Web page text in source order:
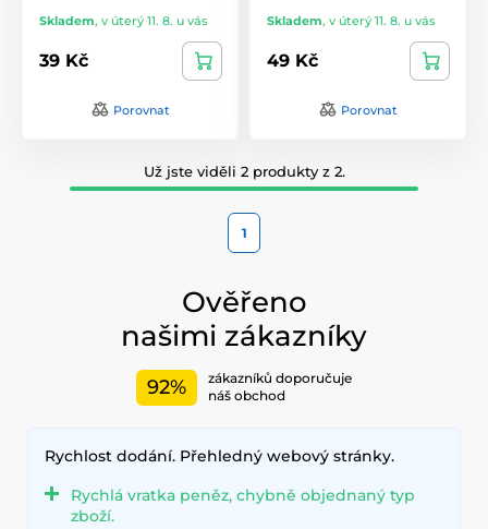
Skladem, v úterý 11. 8. u vás
39 Kč
Porovnat
Skladem, v úterý 11. 8. u vás
49 Kč
Porovnat
Už jste viděli 2 produkty z 2.
1
Ověřeno
našimi zákazníky
92%
zákazníků doporučuje
náš obchod
Rychlost dodání. Přehledný webový stránky.
Rychlá vratka peněz, chybně objednaný typ
zboží.